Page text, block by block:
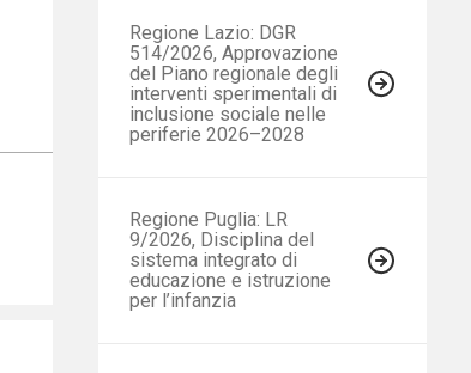
Regione Lazio: DGR
514/2026, Approvazione
del Piano regionale degli
interventi sperimentali di
inclusione sociale nelle
periferie 2026–2028
Regione Puglia: LR
9/2026, Disciplina del
sistema integrato di
educazione e istruzione
per l’infanzia